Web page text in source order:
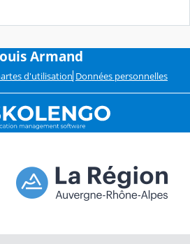
Armand
d'utilisation Données personnelles